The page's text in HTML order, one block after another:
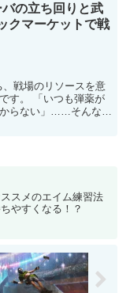
バの立ち回りと武
クマーケットで戦
、戦場のリソースを意
す。 「いつも弾薬が
らない」……そんなス
スメのエイム練習法
やすくなる！？